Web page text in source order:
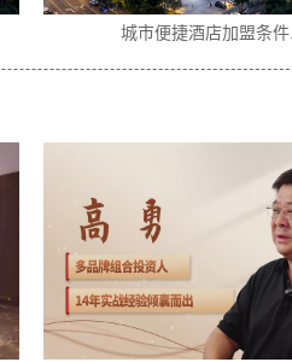
物业选址怎么判断适不